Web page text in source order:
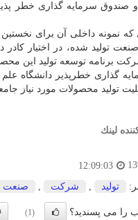
و صندوق سرمایه گذاری خطر
كه نمونه داخلی آن برای
تولید شده، در اختیار
تولید این محصول به میزان ۲۵۰ هزار عدد راتا انتهای اردیبهشت
گذاری خطرپذیر دانشگاه
تولید محصولات مورد نیاز
لینك
12:09:03
تولید شركت صنعت
را می پسندید؟ (1)